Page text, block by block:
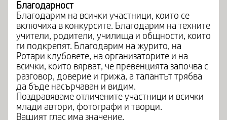
Благодарност
Благодарим на всички участници, които се
включиха в конкурсите. Благодарим на техните
учители, родители, училища и общности, които
ги подкрепят. Благодарим на журито, на
Ротари клубовете, на организаторите и на
всички, които вярват, че превенцията започва с
разговор, доверие и грижа, а талантът трябва
да бъде насърчаван и видим.
Поздравяваме отличените участници и всички
млади автори, фотографи и творци.
Вашият глас има значение.